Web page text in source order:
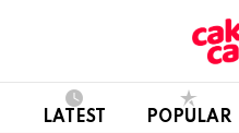
LATEST POPULAR